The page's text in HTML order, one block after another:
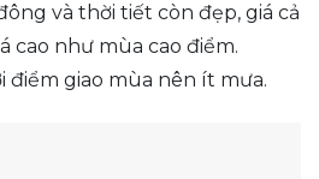
và thời tiết còn đẹp, giá cả
cao như mùa cao điểm.
điểm giao mùa nên ít mưa.